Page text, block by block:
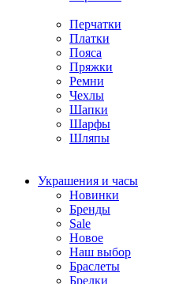
Перчатки
Платки
Пояса
Пряжки
Ремни
Чехлы
Шапки
Шарфы
Шляпы
Украшения и часы
Новинки
Бренды
Sale
Новое
Наш выбор
Браслеты
Брелки